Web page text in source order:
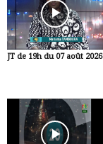
JT de 19h du 07 août 2026